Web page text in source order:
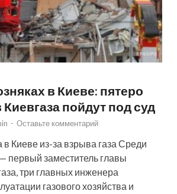
в Киеве: пятеро
пойдут под суд
- Оставьте комментарий
Киеве из-за взрыва газа Среди
первый заместитель главы
три главных инженера
газового хозяйства и